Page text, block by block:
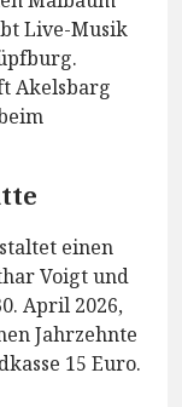
Live-Musik
Akelsbarg
einen
Voigt und
April 2026,
Jahrzehnte
15 Euro.